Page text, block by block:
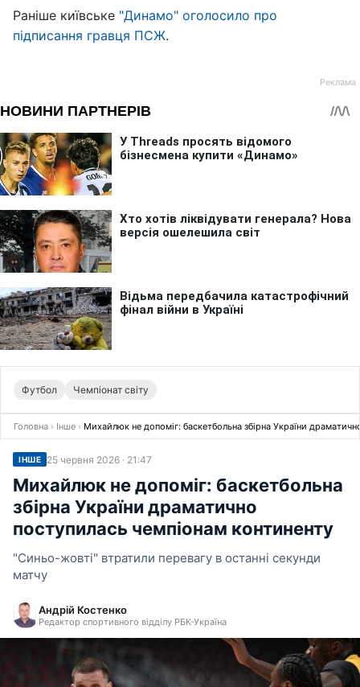
Раніше київське "Динамо" оголосило про
підписання гравця ПСЖ.
Футбол Чемпіонат світу
Головна › Інше › Михайлюк не допоміг: баскетбольна збірна України
ІНШЕ 25 червня 2026 · 21:47
Михайлюк не допоміг: баскетбольна
збірна України драматично
поступилась чемпіонам континенту
"Синьо-жовті" втратили перевагу в останні секунди
матчу
Андрій Костенко
Редактор спортивного відділу РБК-Україна